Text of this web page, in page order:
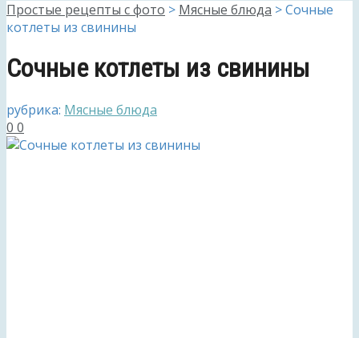
Простые рецепты с фото > Мясные блюда >Сочные
котлеты из свинины
Сочные котлеты из свинины
рубрика: Мясные блюда
0 0